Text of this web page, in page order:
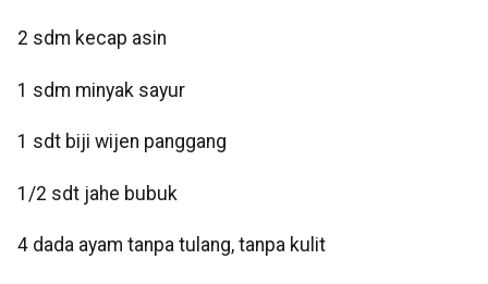
2 sdm kecap asin
1 sdm minyak sayur
1 sdt biji wijen panggang
1/2 sdt jahe bubuk
4 dada ayam tanpa tulang, tanpa kulit